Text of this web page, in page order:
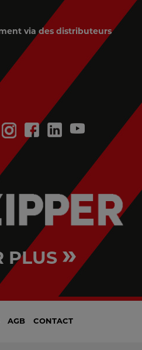
via des distributeurs
PLUS »
AGB CONTACT